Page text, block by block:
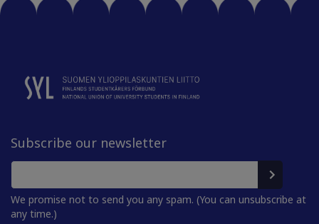
Subscribe our newsletter
We promise not to send you any spam. (You can unsubscribe at
any time.)